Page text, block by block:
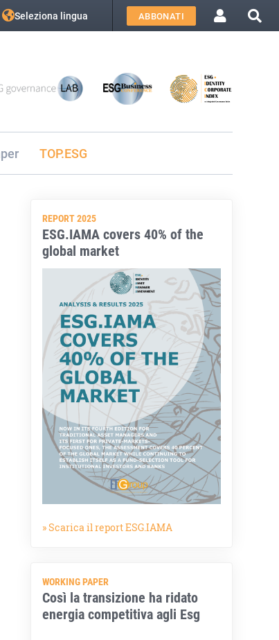
Seleziona lingua ABBONATI
TOP.ESG
REPORT 2025
ESG.IAMA covers 40% of the
global market
» Scarica il report ESG.IAMA
WORKING PAPER
Così la transizione ha ridato
energia competitiva agli Esg